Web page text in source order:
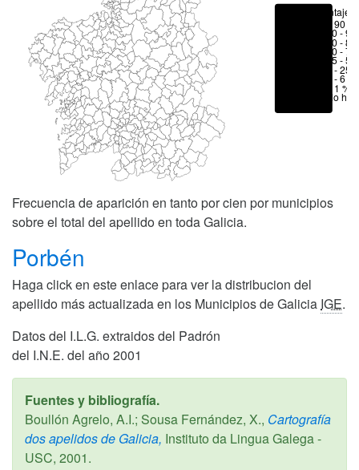
Porcentajes
> 90 %
80 -
70 -
50 -
25 -
6 - 25
1 - 6 %
< 1 %
No hay
Frecuencia de aparición en tanto por cien por municipios
sobre el total del apellido en toda Galicia.
Porbén
Haga click en este enlace para ver la distribucion del
apellido más actualizada en los Municipios de Galicia IGE.
Datos del I.L.G. extraidos del Padrón
del I.N.E. del año 2001
Fuentes y bibliografía.
Boullón Agrelo, A.I.; Sousa Fernández, X., Cartografía
dos apelidos de Galicia, Instituto da Lingua Galega -
USC, 2001.